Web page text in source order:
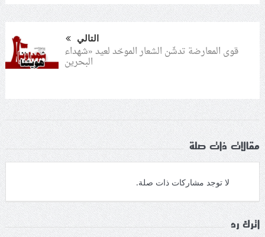
التالي
قوى المعارضة تدشّن الشعار الموحّد لعيد «شهداء
البحرين
مقالات ذات صلة
لا توجد مشاركات ذات صلة.
اترك رد